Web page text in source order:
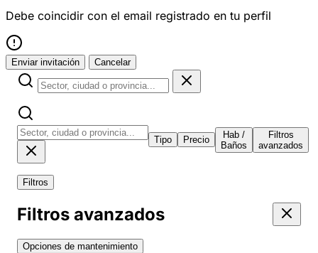
Debe coincidir con el email registrado en tu perfil
Enviar invitación Cancelar
Tipo Precio
Hab /
Baños
Filtros
avanzados
Filtros
Filtros avanzados
Opciones de mantenimiento